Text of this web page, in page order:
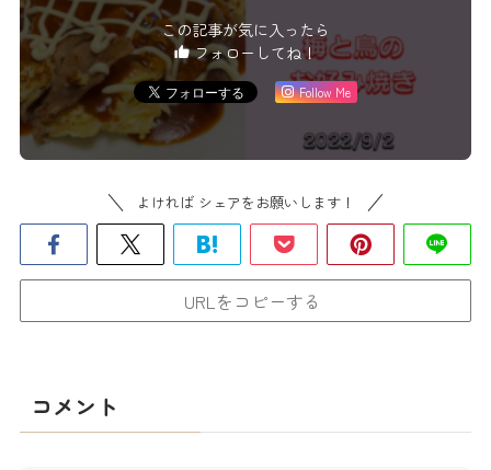
この記事が気に入ったら
フォローしてね！
Follow Me
よければ シェアをお願いします！
URLをコピーする
コメント